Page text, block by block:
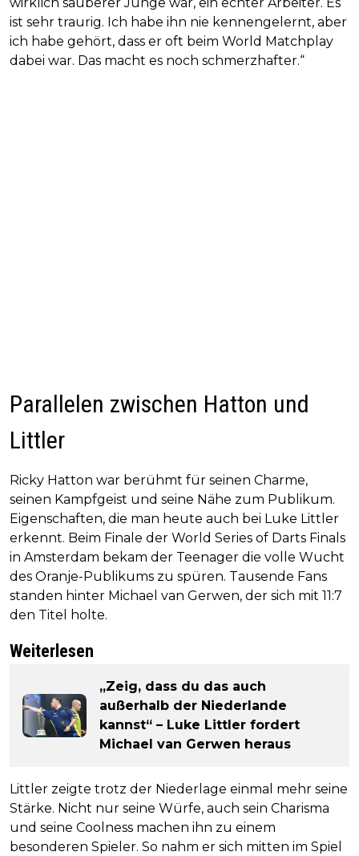
ist sehr traurig. Ich habe ihn nie kennengelernt, aber
ich habe gehört, dass er oft beim World Matchplay
dabei war. Das macht es noch schmerzhafter.“
Parallelen zwischen Hatton und
Littler
Ricky Hatton war berühmt für seinen Charme,
seinen Kampfgeist und seine Nähe zum Publikum.
Eigenschaften, die man heute auch bei Luke Littler
erkennt. Beim Finale der World Series of Darts Finals
in Amsterdam bekam der Teenager die volle Wucht
des Oranje-Publikums zu spüren. Tausende Fans
standen hinter Michael van Gerwen, der sich mit 11:7
den Titel holte.
Weiterlesen
„Zeig, dass du das auch
außerhalb der Niederlande
kannst“ – Luke Littler fordert
Michael van Gerwen heraus
Littler zeigte trotz der Niederlage einmal mehr seine
Stärke. Nicht nur seine Würfe, auch sein Charisma
und seine Coolness machen ihn zu einem
besonderen Spieler. So nahm er sich mitten im Spiel